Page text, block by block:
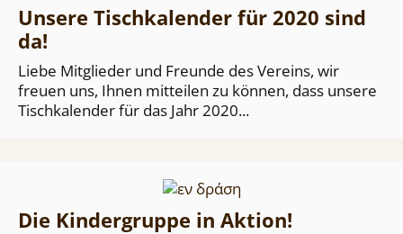
Unsere Tischkalender für 2020 sind
da!
Liebe Mitglieder und Freunde des Vereins, wir
freuen uns, Ihnen mitteilen zu können, dass unsere
Tischkalender für das Jahr 2020...
Die Kindergruppe in Aktion!